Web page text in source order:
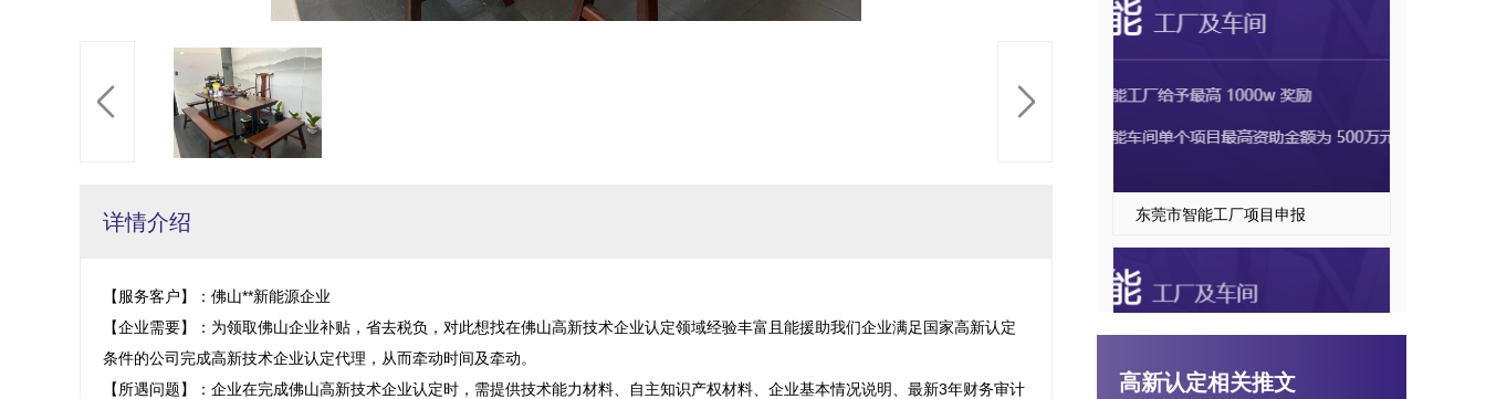
东莞市智能车间项目申报指南
高新认定相关推文
详情介绍
【服务客户】：佛山**新能源企业
【企业需要】：为领取佛山企业补贴，省去税负，对此想找在佛山高新技术企业认定领域经验丰富且能援助我们企业满足国家高新认定
条件的公司完成高新技术企业认定代理，从而牵动时间及牵动。
【所遇问题】：企业在完成佛山高新技术企业认定时，需提供技术能力材料、自主知识产权材料、企业基本情况说明、最新3年财务审计